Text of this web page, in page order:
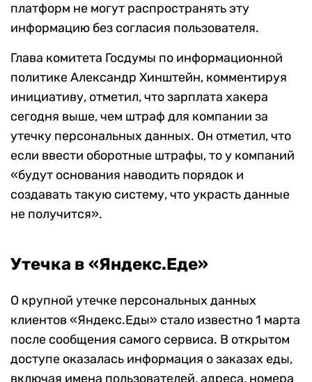
платформ не могут распространять эту
информацию без согласия пользователя.
Глава комитета Госдумы по информационной
политике Александр Хинштейн, комментируя
инициативу, отметил, что зарплата хакера
сегодня выше, чем штраф для компании за
утечку персональных данных. Он отметил, что
если ввести оборотные штрафы, то у компаний
«будут основания наводить порядок и
создавать такую систему, что украсть данные
не получится».
Утечка в «Яндекс.Еде»
О крупной утечке персональных данных
клиентов «Яндекс.Еды» стало известно 1 марта
после сообщения самого сервиса. В открытом
доступе оказалась информация о заказах еды,
включая имена пользователей, адреса, номера